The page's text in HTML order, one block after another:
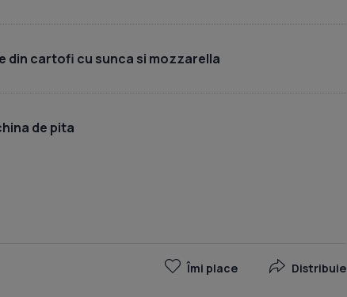
din cartofi cu sunca si mozzarella
de pita
Îmi place Distribuie